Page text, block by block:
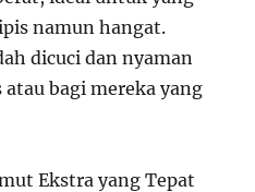
namun hangat.
dicuci dan nyaman
bagi mereka yang
Ekstra yang Tepat